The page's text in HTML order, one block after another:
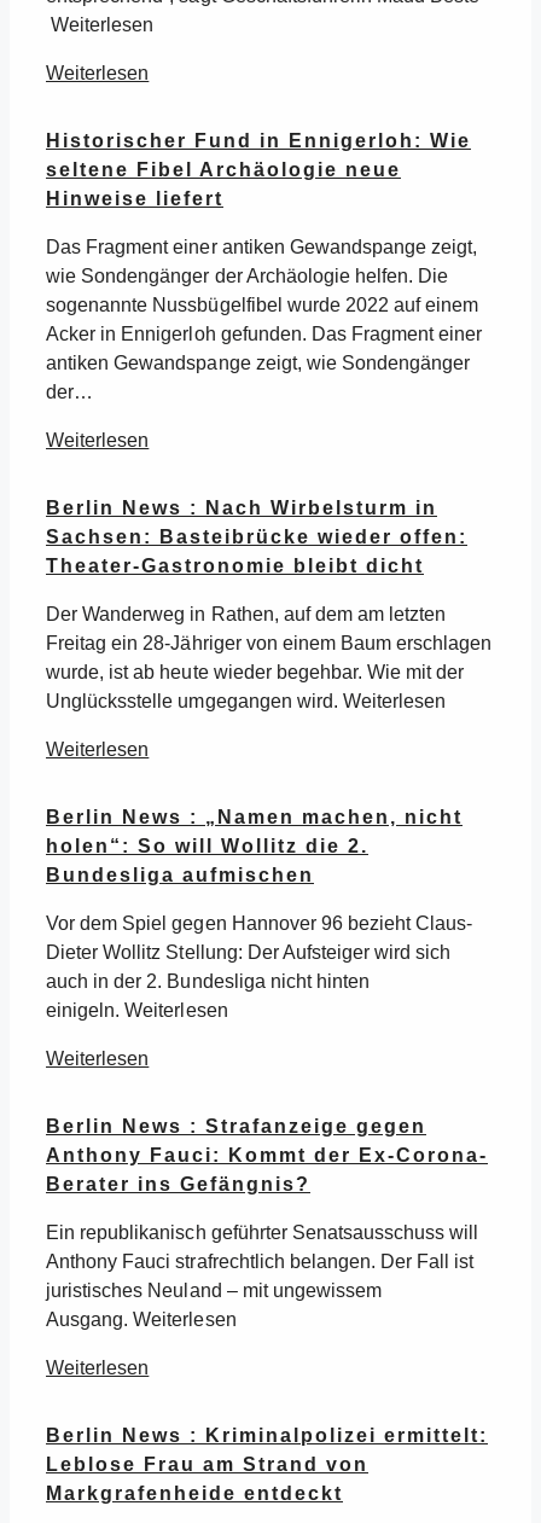
Weiterlesen
Weiterlesen
Historischer Fund in Ennigerloh: Wie
seltene Fibel Archäologie neue
Hinweise liefert
Das Fragment einer antiken Gewandspange zeigt,
wie Sondengänger der Archäologie helfen. Die
sogenannte Nussbügelfibel wurde 2022 auf einem
Acker in Ennigerloh gefunden. Das Fragment einer
antiken Gewandspange zeigt, wie Sondengänger
der…
Weiterlesen
Berlin News : Nach Wirbelsturm in
Sachsen: Basteibrücke wieder offen:
Theater-Gastronomie bleibt dicht
Der Wanderweg in Rathen, auf dem am letzten
Freitag ein 28-Jähriger von einem Baum erschlagen
wurde, ist ab heute wieder begehbar. Wie mit der
Unglücksstelle umgegangen wird. Weiterlesen
Weiterlesen
Berlin News : „Namen machen, nicht
holen“: So will Wollitz die 2.
Bundesliga aufmischen
Vor dem Spiel gegen Hannover 96 bezieht Claus-
Dieter Wollitz Stellung: Der Aufsteiger wird sich
auch in der 2. Bundesliga nicht hinten
einigeln. Weiterlesen
Weiterlesen
Berlin News : Strafanzeige gegen
Anthony Fauci: Kommt der Ex-Corona-
Berater ins Gefängnis?
Ein republikanisch geführter Senatsausschuss will
Anthony Fauci strafrechtlich belangen. Der Fall ist
juristisches Neuland – mit ungewissem
Ausgang. Weiterlesen
Weiterlesen
Berlin News : Kriminalpolizei ermittelt:
Leblose Frau am Strand von
Markgrafenheide entdeckt